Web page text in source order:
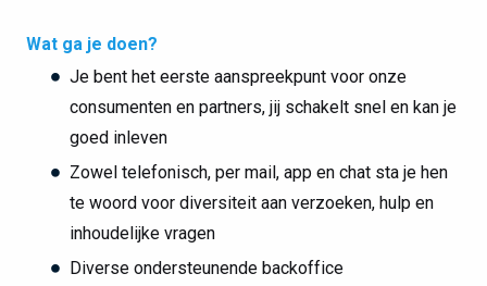
Wat ga je doen?
Je bent het eerste aanspreekpunt voor onze
consumenten en partners, jij schakelt snel en kan je
goed inleven
Zowel telefonisch, per mail, app en chat sta je hen
te woord voor diversiteit aan verzoeken, hulp en
inhoudelijke vragen
Diverse ondersteunende backoffice